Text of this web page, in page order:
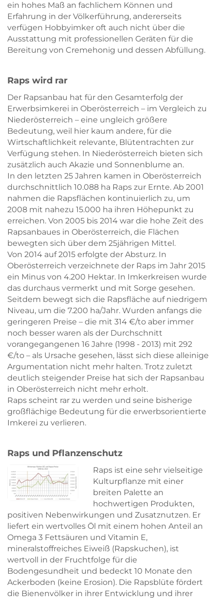
Skip to main content
Skip to main content
ein hohes Maß an fachlichem Können und
Erfahrung in der Völkerführung, andererseits
verfügen Hobbyimker oft auch nicht über die
Ausstattung mit professionellen Geräten für die
Bereitung von Cremehonig und dessen Abfüllung.
Raps wird rar
Der Rapsanbau hat für den Gesamterfolg der
Erwerbsimkerei in Oberösterreich – im Vergleich zu
Niederösterreich – eine ungleich größere
Bedeutung, weil hier kaum andere, für die
Wirtschaftlichkeit relevante, Blütentrachten zur
Verfügung stehen. In Niederösterreich bieten sich
zusätzlich auch Akazie und Sonnenblume an.
In den letzten 25 Jahren kamen in Oberösterreich
durchschnittlich 10.088 ha Raps zur Ernte. Ab 2001
nahmen die Rapsflächen kontinuierlich zu, um
2008 mit nahezu 15.000 ha ihren Höhepunkt zu
erreichen. Von 2005 bis 2014 war die hohe Zeit des
Rapsanbaues in Oberösterreich, die Flächen
bewegten sich über dem 25jährigen Mittel.
Von 2014 auf 2015 erfolgte der Absturz. In
Oberösterreich verzeichnete der Raps im Jahr 2015
ein Minus von 4.200 Hektar. In Imkerkreisen wurde
das durchaus vermerkt und mit Sorge gesehen.
Seitdem bewegt sich die Rapsfläche auf niedrigem
Niveau, um die 7.200 ha/Jahr. Wurden anfangs die
geringeren Preise – die mit 314 €/to aber immer
noch besser waren als der Durchschnitt
vorangegangenen 16 Jahre (1998 - 2013) mit 292
€/to – als Ursache gesehen, lässt sich diese alleinige
Argumentation nicht mehr halten. Trotz zuletzt
deutlich steigender Preise hat sich der Rapsanbau
in Oberösterreich nicht mehr erholt.
Raps scheint rar zu werden und seine bisherige
großflächige Bedeutung für die erwerbsorientierte
Imkerei zu verlieren.
Raps und Pflanzenschutz
Raps ist eine sehr vielseitige
Kulturpflanze mit einer
breiten Palette an
hochwertigen Produkten,
positiven Nebenwirkungen und Zusatznutzen. Er
liefert ein wertvolles Öl mit einem hohen Anteil an
Omega 3 Fettsäuren und Vitamin E,
mineralstoffreiches Eiweiß (Rapskuchen), ist
wertvoll in der Fruchtfolge für die
Bodengesundheit und bedeckt 10 Monate den
Ackerboden (keine Erosion). Die Rapsblüte fördert
die Bienenvölker in ihrer Entwicklung und ihrer